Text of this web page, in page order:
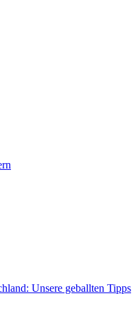
Unsere geballten Tipps